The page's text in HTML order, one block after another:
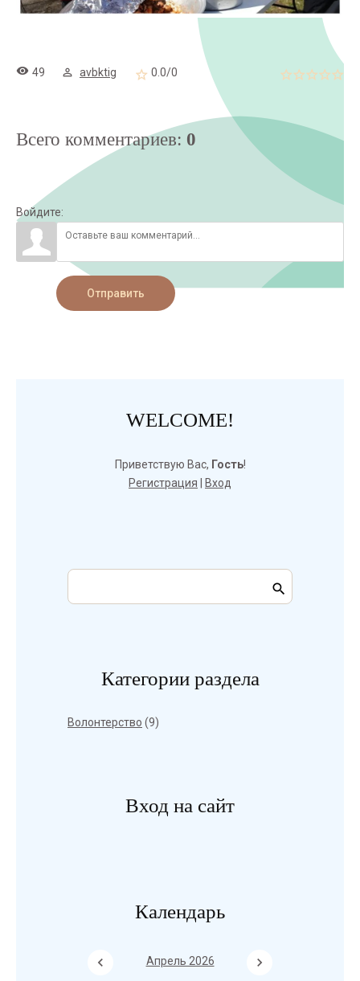
49 avbktig 0.0/0
Всего комментариев: 0
Войдите:
Отправить
WELCOME!
Приветствую Вас, Гость!
Регистрация
Вход
Категории раздела
Волонтерство (9)
Вход на сайт
Календарь
Апрель 2026